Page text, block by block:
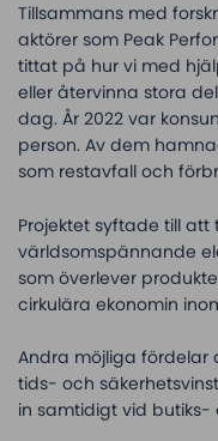
Tillsammans med
aktörer som Peak
tittat på hur vi med
eller återvinna stora
dag. År 2022 var
person. Av dem
som restavfall och
Projektet syftade till att
världsomspännande
som överlever
cirkulära ekonomin
Andra möjliga fördelar
tids- och
in samtidigt vid